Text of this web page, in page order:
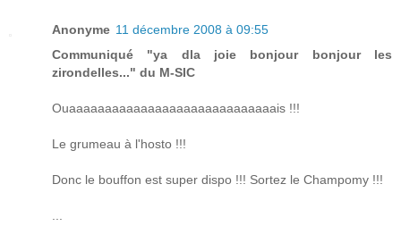
Anonyme 11 décembre 2008 à 09:55
Communiqué "ya dla joie bonjour bonjour les
zirondelles..." du M-SIC
Ouaaaaaaaaaaaaaaaaaaaaaaaaaaaaais !!!
Le grumeau à l'hosto !!!
Donc le bouffon est super dispo !!! Sortez le Champomy !!!